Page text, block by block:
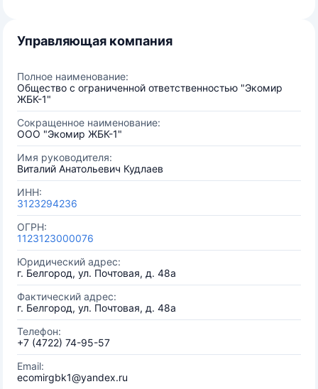
Управляющая компания
Полное наименование:
Общество с ограниченной ответственностью "Экомир
ЖБК-1"
Сокращенное наименование:
ООО "Экомир ЖБК-1"
Имя руководителя:
Виталий Анатольевич Кудлаев
ИНН:
3123294236
ОГРН:
1123123000076
Юридический адрес:
г. Белгород, ул. Почтовая, д. 48а
Фактический адрес:
г. Белгород, ул. Почтовая, д. 48а
Телефон:
+7 (4722) 74-95-57
Email:
ecomirgbk1@yandex.ru